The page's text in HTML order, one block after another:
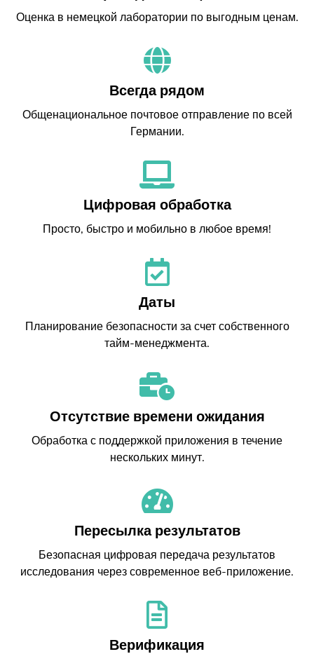
Оценка в немецкой лаборатории по выгодным ценам.
Всегда рядом
Общенациональное почтовое отправление по всей
Германии.
Цифровая обработка
Просто, быстро и мобильно в любое время!
Даты
Планирование безопасности за счет собственного
тайм-менеджмента.
Отсутствие времени ожидания
Обработка с поддержкой приложения в течение
нескольких минут.
Пересылка результатов
Безопасная цифровая передача результатов
исследования через современное веб-приложение.
Верификация